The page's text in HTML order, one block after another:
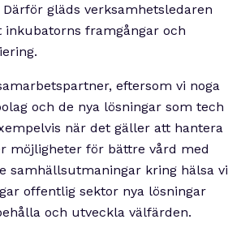
Därför gläds verksamhetsledaren
inkubatorns framgångar och
eftersom vi noga
och de nya lösningar som tech
när det gäller att hantera
möjligheter för bättre vård med
samhällsutmaningar kring hälsa vi
offentlig sektor nya lösningar
och utveckla välfärden.